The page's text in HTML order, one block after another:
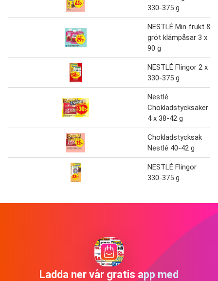
330-375 g
NESTLÉ Min frukt &
gröt klämpåsar 3 x
90 g
NESTLÉ Flingor 2 x
330-375 g
Nestlé
Chokladstycksaker
4 x 38-42 g
Chokladstycksak
Nestlé 40-42 g
NESTLÉ Flingor
330-375 g
Ladda ner vår gratis app med